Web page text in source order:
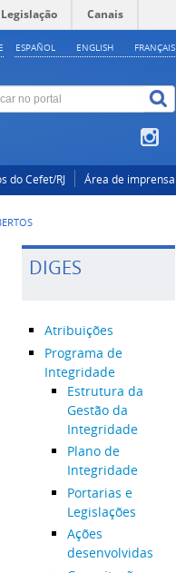
Legislação Canais
ESPAÑOL ENGLISH FRANÇAIS
do Cefet/RJ Área de imprensa
DIGES
Atribuições
Programa de
Integridade
Estrutura da
Gestão da
Integridade
Plano de
Integridade
Portarias e
Legislações
Ações
desenvolvidas